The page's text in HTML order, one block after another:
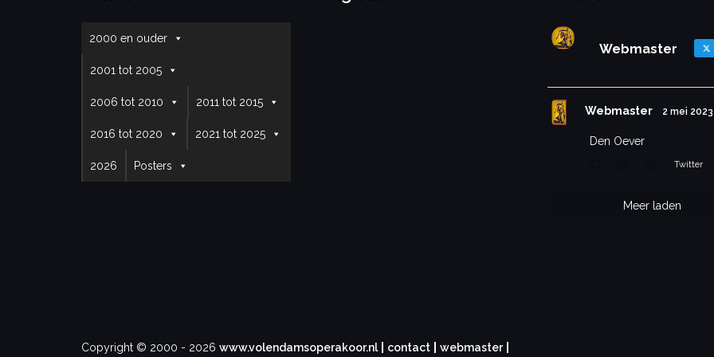
2000 en ouder
2001 tot 2005
2006 tot 2010 2011 tot 2015
2016 tot 2020 2021 tot 2025
2026 Posters
Webmaster
Webmaster 2 mei 2023
Den Oever
Twitter
Meer laden
Copyright © 2000 - 2026 www.volendamsoperakoor.nl contact webmaster